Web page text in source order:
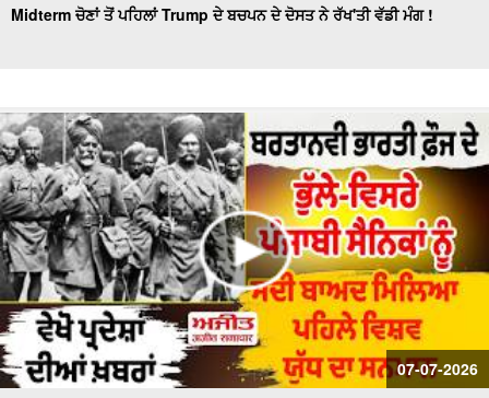
Midterm ਚੋਣਾਂ ਤੋਂ ਪਹਿਲਾਂ Trump ਦੇ ਬਚਪਨ ਦੇ ਦੋਸਤ ਨੇ ਰੱਖ'ਤੀ ਵੱਡੀ ਮੰਗ !
07-07-2026